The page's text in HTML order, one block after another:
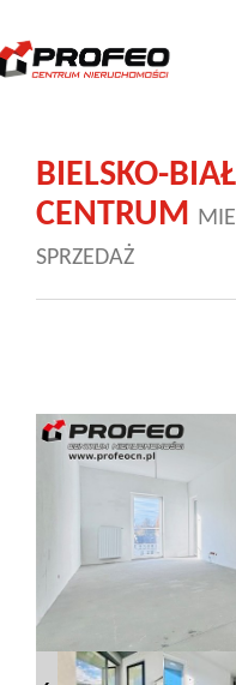
BIELSKO-
CENTRUM
SPRZEDAŻ